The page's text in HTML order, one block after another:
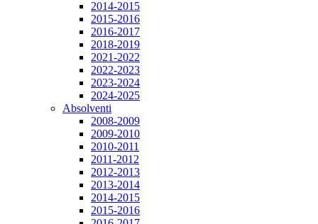
2014-2015
2015-2016
2016-2017
2018-2019
2021-2022
2022-2023
2023-2024
2024-2025
Absolventi
2008-2009
2009-2010
2010-2011
2011-2012
2012-2013
2013-2014
2014-2015
2015-2016